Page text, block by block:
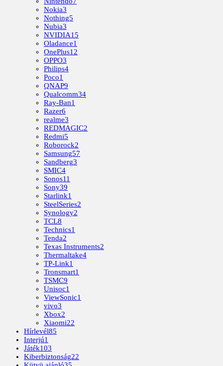
Nokia3
Nothing5
Nubia3
NVIDIA15
Oladance1
OnePlus12
OPPO3
Philips4
Poco1
QNAP9
Qualcomm34
Ray-Ban1
Razer6
realme3
REDMAGIC2
Redmi5
Roborock2
Samsung57
Sandberg3
SMIC4
Sonos11
Sony39
Starlink1
SteelSeries2
Synology2
TCL8
Technics1
Tenda2
Texas Instruments2
Thermaltake4
TP-Link1
Tronsmart1
TSMC9
Unisoc1
ViewSonic1
vivo3
Xbox2
Xiaomi22
Hírlevél85
Interjú1
Játék103
Kiberbiztonság22